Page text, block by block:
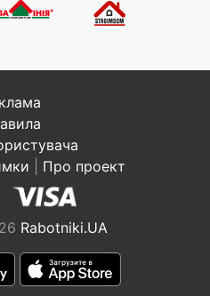
Про проект
Rabotniki.UA